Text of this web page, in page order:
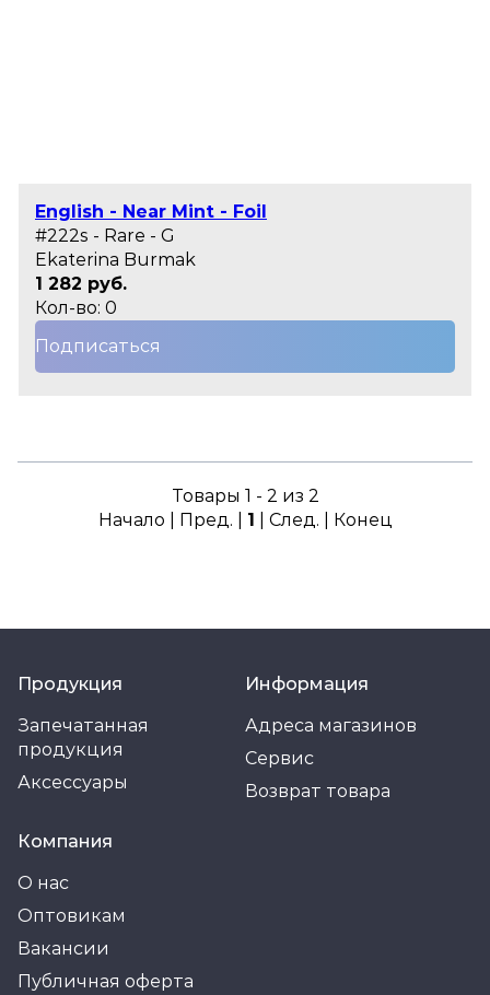
English - Near Mint - Foil
#222s - Rare - G
Ekaterina Burmak
1 282 руб.
Кол-во: 0
Подписаться
Товары 1 - 2 из 2
Начало | Пред. | 1 | След. | Конец
Продукция
Запечатанная
продукция
Аксессуары
Информация
Адреса магазинов
Сервис
Возврат товара
Компания
О нас
Оптовикам
Вакансии
Публичная оферта